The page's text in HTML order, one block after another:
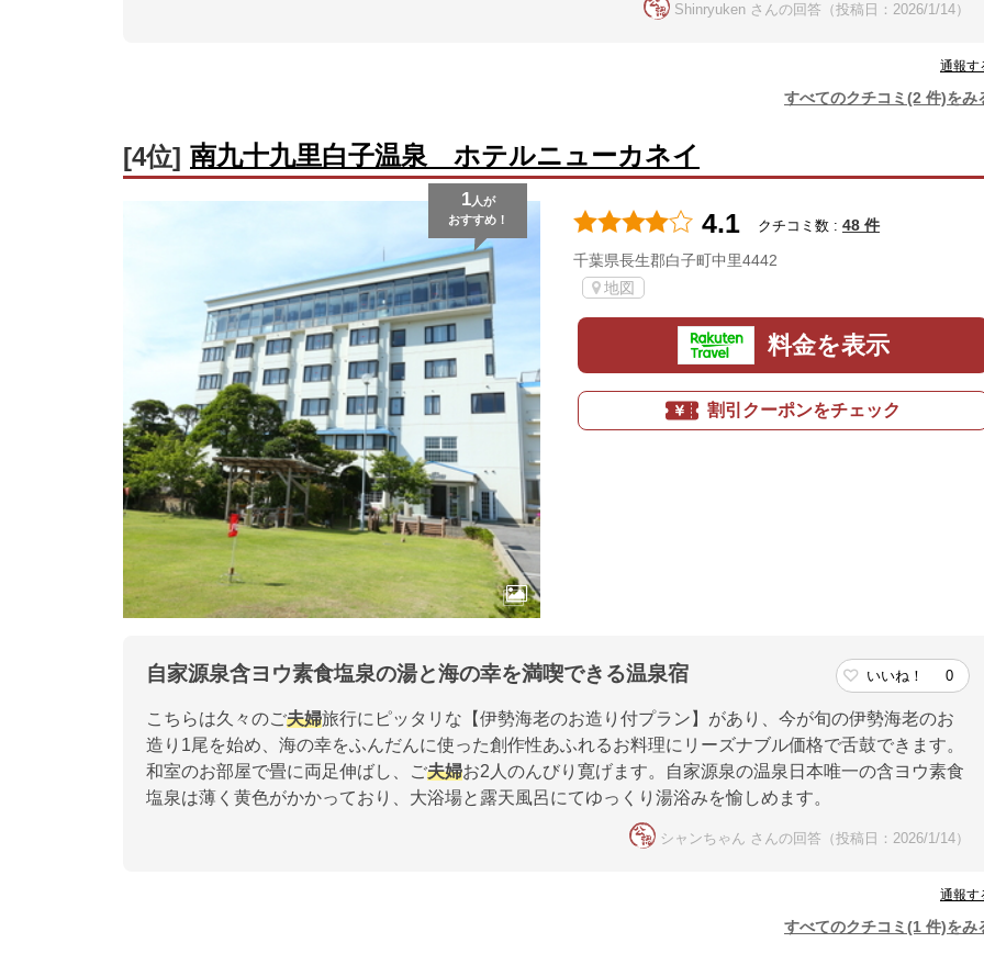
Shinryuken さんの回答（投稿日：2026/1/14）
通報す
すべてのクチコミ(2 件)をみ
[4位] 南九十九里白子温泉 ホテルニューカネイ
1人が
おすすめ！
4.1 クチコミ数 : 48 件
千葉県長生郡白子町中里4442
地図
料金を表示
割引クーポンをチェック
自家源泉含ヨウ素食塩泉の湯と海の幸を満喫できる温泉宿 いいね！ 0
こちらは久々のご夫婦旅行にピッタリな【伊勢海老のお造り付プラン】があり、今が旬の伊勢海老のお
造り1尾を始め、海の幸をふんだんに使った創作性あふれるお料理にリーズナブル価格で舌鼓できます。
和室のお部屋で畳に両足伸ばし、ご夫婦お2人のんびり寛げます。自家源泉の温泉日本唯一の含ヨウ素食
塩泉は薄く黄色がかかっており、大浴場と露天風呂にてゆっくり湯浴みを愉しめます。
シャンちゃん さんの回答（投稿日：2026/1/14）
通報す
すべてのクチコミ(1 件)をみ